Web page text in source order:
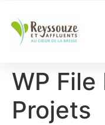
WP
Projets